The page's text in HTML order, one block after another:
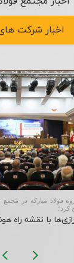
ارتباط با ما
اخبار شرکت
فولاد مبارکه در
با نقشه راه